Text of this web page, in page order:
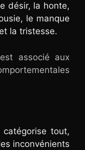
désir, la honte,
le manque
la tristesse.
associé aux
catégorise tout,
inconvénients